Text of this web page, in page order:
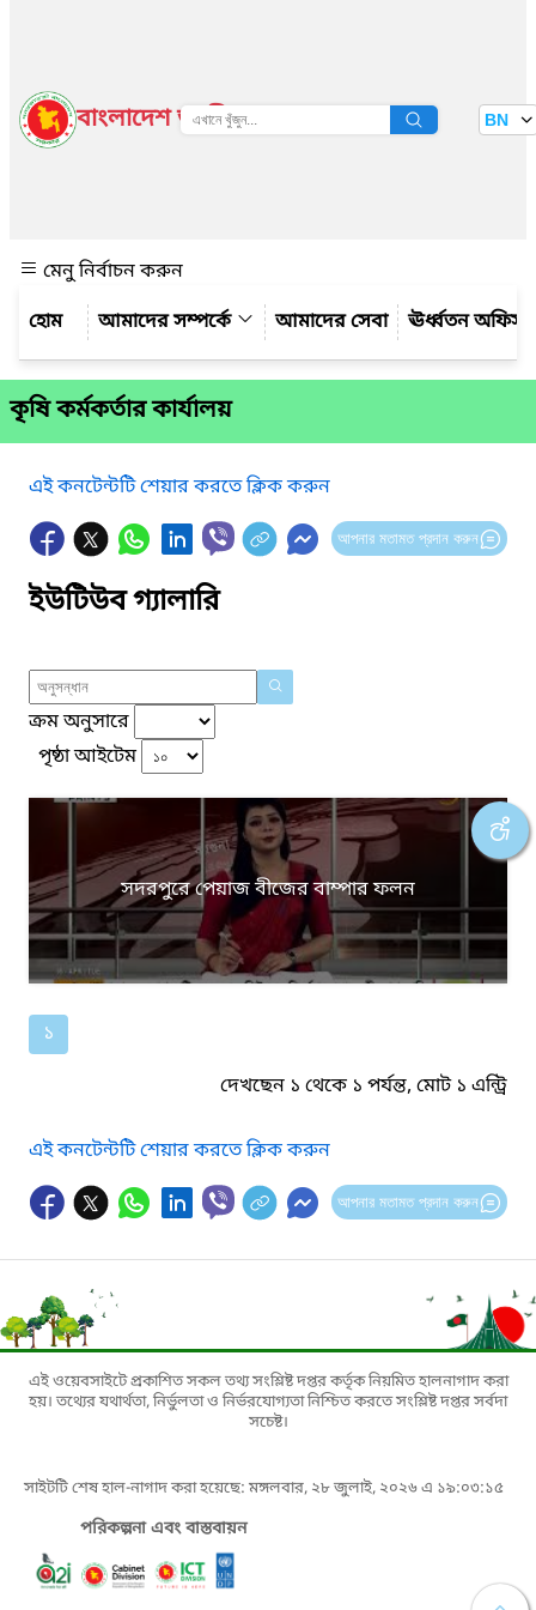
বাংলাদেশ জাতীয় তথ্য বাতায়ন BN
মেনু নির্বাচন করুন
আমাদের সম্পর্কে
আমাদের সেবা ঊর্ধ্বতন অফিস
কৃষি কর্মকর্তার কার্যালয়
এই কনটেন্টটি শেয়ার করতে ক্লিক করুন
আপনার মতামত প্রদান করুন
ইউটিউব গ্যালারি
ক্রম অনুসারে
পৃষ্ঠা আইটেম
সদরপুরে পেয়াজ বীজের বাম্পার ফলন
১
দেখছেন ১ থেকে ১ পর্যন্ত, মোট ১ এন্ট্রি
এই কনটেন্টটি শেয়ার করতে ক্লিক করুন
আপনার মতামত প্রদান করুন
এই ওয়েবসাইটে প্রকাশিত সকল তথ্য সংশ্লিষ্ট দপ্তর কর্তৃক নিয়মিত হালনাগাদ করা
হয়। তথ্যের যথার্থতা, নির্ভুলতা ও নির্ভরযোগ্যতা নিশ্চিত করতে সংশ্লিষ্ট দপ্তর সর্বদা
সচেষ্ট।
সাইটটি শেষ হাল-নাগাদ করা হয়েছে: মঙ্গলবার, ২৮ জুলাই, ২০২৬ এ ১৯:০৩:১৫
পরিকল্পনা এবং বাস্তবায়ন